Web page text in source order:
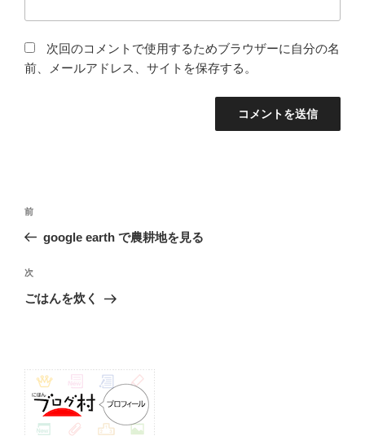
次回のコメントで使用するためブラウザーに自分の名
前、メールアドレス、サイトを保存する。
投
ビ
ゲ
ン
前
の
稿
前
google earth で農耕地を見る
次
の
次
ごはんを炊く